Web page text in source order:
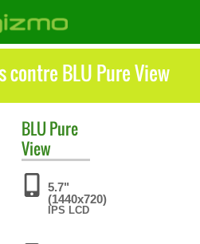
contre BLU Pure View
BLUPure
View
5.7"
(1440x720)
IPS LCD